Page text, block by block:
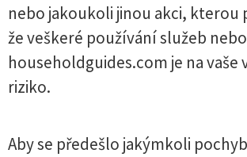
nebo jakoukoli jinou akci, kterou
že veškeré používání služeb nebo
householdguides.com je na vaše
riziko.
Aby se předešlo jakýmkoli